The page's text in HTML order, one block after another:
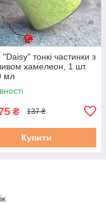
тонкі частинки з
хамелеон, 1 шт.
мл
₴ 137 ₴
Купити